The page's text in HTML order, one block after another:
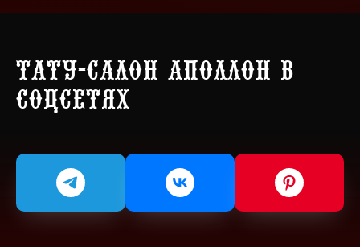
Тату-салон Аполлон в
соцсетях